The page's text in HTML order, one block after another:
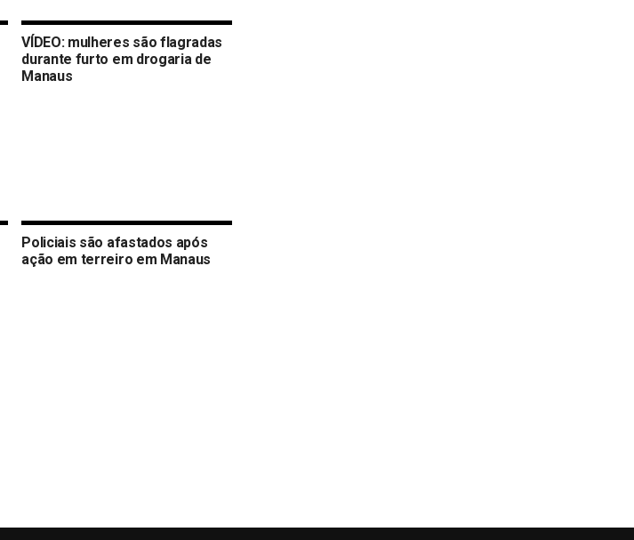
VÍDEO: mulheres são flagradas
durante furto em drogaria de
Manaus
Policiais são afastados após
ação em terreiro em Manaus